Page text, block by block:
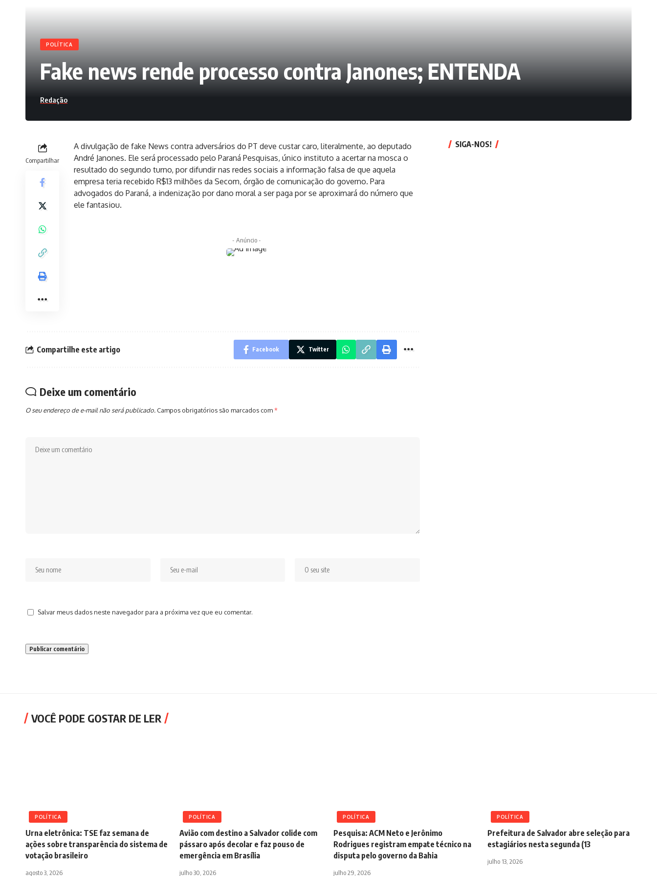
POLÍTICA
Fake news rende processo contra Janones; ENTENDA
Redação
Compartilhar
A divulgação de fake News contra adversários do PT deve custar caro, literalmente, ao deputado
André Janones. Ele será processado pelo Paraná Pesquisas, único instituto a acertar na mosca o
resultado do segundo turno, por difundir nas redes sociais a informação falsa de que aquela
empresa teria recebido R$13 milhões da Secom, órgão de comunicação do governo. Para
advogados do Paraná, a indenização por dano moral a ser paga por se aproximará do número que
ele fantasiou.
- Anúncio -
Compartilhe este artigo Facebook Twitter
Deixe um comentário
O seu endereço de e-mail não será publicado. Campos obrigatórios são marcados com*
Salvar meus dados neste navegador para a próxima vez que eu comentar.
SIGA-NOS!
VOCÊ PODE GOSTAR DE LER
POLÍTICA
Urna eletrônica: TSE faz semana de
ações sobre transparência do sistema de
votação brasileiro
agosto 3, 2026
POLÍTICA
Avião com destino a Salvador colide com
pássaro após decolar e faz pouso de
emergência em Brasília
julho 30, 2026
POLÍTICA
Pesquisa: ACM Neto e Jerônimo
Rodrigues registram empate técnico na
disputa pelo governo da Bahia
julho 29, 2026
POLÍTICA
Prefeitura de Salvador abre seleção para
estagiários nesta segunda (13
julho 13, 2026